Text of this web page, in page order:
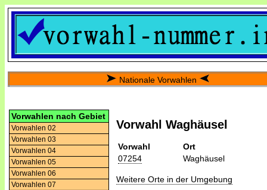
Nationale Vorwahlen
Vorwahlen nach Gebiet
Vorwahlen 02
Vorwahlen 03
Vorwahlen 04
Vorwahlen 05
Vorwahlen 06
Vorwahlen 07
Vorwahl Waghäusel
Vorwahl
Ort
07254
Waghäusel
Weitere Orte in der Umgebung